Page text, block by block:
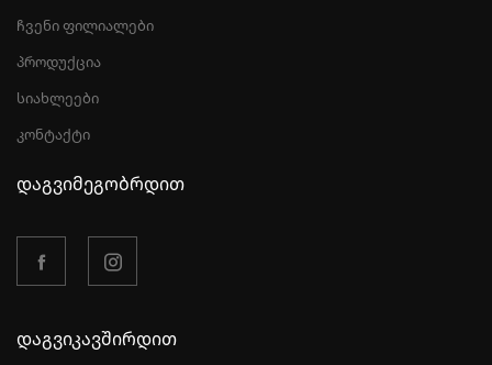
ჩვენი ფილიალები
პროდუქცია
სიახლეები
კონტაქტი
დაგვიმეგობრდით
დაგვიკავშირდით